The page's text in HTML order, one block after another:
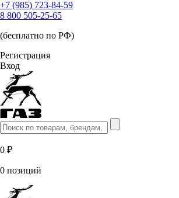
+7 (985) 723-84-59
8 800 505-25-65
(бесплатно по РФ)
Регистрация
Вход
0 ₽
0 позиций